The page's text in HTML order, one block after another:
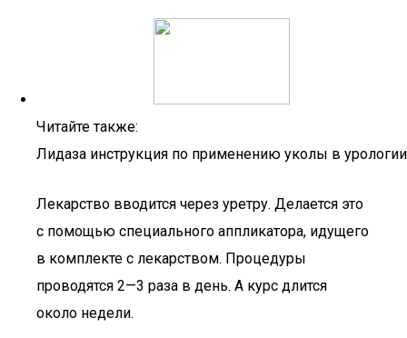
Читайте также:
Лидаза инструкция по применению уколы в урологии
Лекарство вводится через уретру. Делается это
с помощью специального аппликатора, идущего
в комплекте с лекарством. Процедуры
проводятся 2—3 раза в день. А курс длится
около недели.